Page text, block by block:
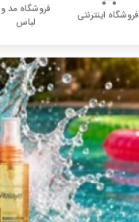
فروشگاه اینترنتی
فروشگاه مد و
لباس